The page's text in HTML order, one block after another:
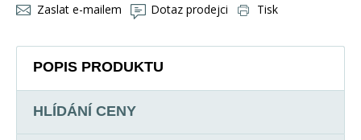
Zaslat e-mailem
Dotaz prodejci Tisk
POPIS PRODUKTU
HLÍDÁNÍ CENY